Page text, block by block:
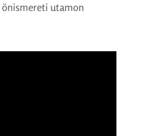
utamon